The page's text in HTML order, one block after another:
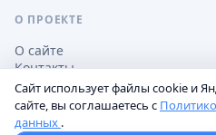
О ПРОЕКТЕ
О сайте
Контакты
Обработка персональных
Сайт использует файлы cookie и
сайте, вы соглашаетесь с
данных .